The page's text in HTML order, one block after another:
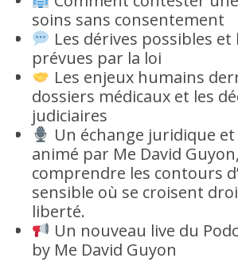
soins sans consentement
Les dérives possibles
prévues par la loi
Les enjeux humains
dossiers médicaux et les
judiciaires
Un échange juridique
animé par Me David
comprendre les contours
sensible où se croisent
liberté.
Un nouveau live du
by Me David Guyon